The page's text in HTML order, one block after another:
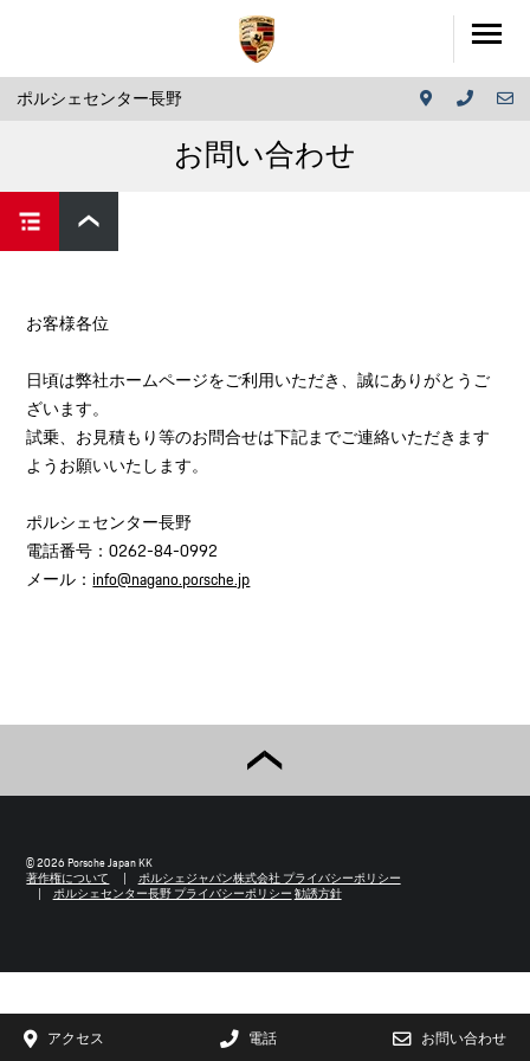
ポルシェセンター長野
お問い合わせ
お客様各位
日頃は弊社ホームページをご利用いただき、誠にありがとうご
ざいます。
試乗、お見積もり等のお問合せは下記までご連絡いただきます
ようお願いいたします。
ポルシェセンター長野
電話番号：0262-84-0992
メール： info@nagano.porsche.jp
© 2026 Porsche Japan KK
著作権について
ポルシェジャパン株式会社 プライバシーポリシー
ポルシェセンター長野 プライバシーポリシー 勧誘方針
アクセス 電話 お問い合わせ